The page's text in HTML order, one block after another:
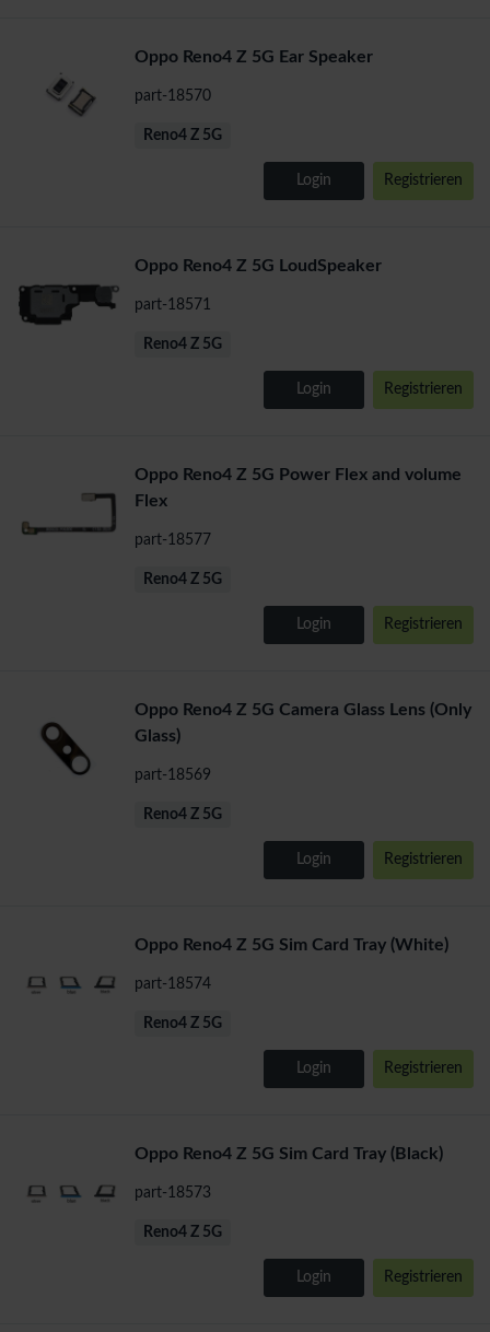
Oppo Reno4 Z 5G Ear Speaker
part-18570
Reno4 Z 5G
Login Registrieren
Oppo Reno4 Z 5G LoudSpeaker
part-18571
Reno4 Z 5G
Login Registrieren
Oppo Reno4 Z 5G Power Flex and volume
Flex
part-18577
Reno4 Z 5G
Login Registrieren
Oppo Reno4 Z 5G Camera Glass Lens (Only
Glass)
part-18569
Reno4 Z 5G
Login Registrieren
Oppo Reno4 Z 5G Sim Card Tray (White)
part-18574
Reno4 Z 5G
Login Registrieren
Oppo Reno4 Z 5G Sim Card Tray (Black)
part-18573
Reno4 Z 5G
Login Registrieren